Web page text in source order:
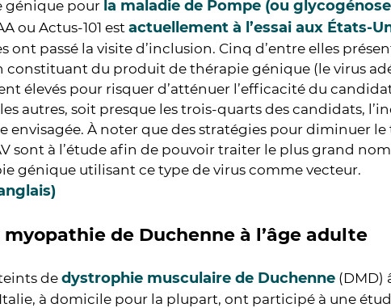
génique pour la maladie de Pompe (ou
ou Actus-101 est actuellement à l’essai aux États-
ont passé la visite d’inclusion. Cinq d’entre elles
constituant du produit de thérapie génique (le virus
élevés pour risquer d’atténuer l’efficacité du
autres, soit presque les trois-quarts des candidats,
envisagée. À noter que des stratégies pour diminuer le
sont à l’étude afin de pouvoir traiter le plus grand
génique utilisant ce type de virus comme vecteur.
de Duchenne à l’âge adulte
dedystrophie musculaire de Duchenne (DMD)
à domicile pour la plupart, ont participé à une